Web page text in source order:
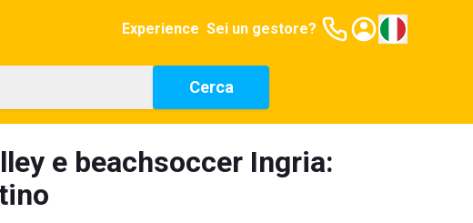
Experience Sei un gestore?
Cerca
e beachsoccer Ingria: